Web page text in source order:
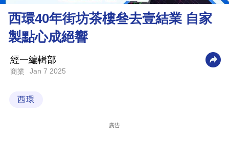
財
商
科
西環40年街坊茶樓叄去壹結業 自家
製點心成絕響
經一編輯部
商業 Jan 7 2025
西環
廣告